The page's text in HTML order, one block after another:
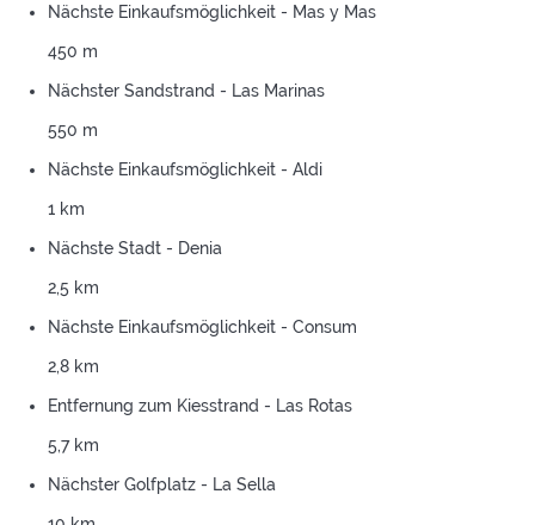
Nächste Einkaufsmöglichkeit - Mas y Mas
450 m
Nächster Sandstrand - Las Marinas
550 m
Nächste Einkaufsmöglichkeit - Aldi
1 km
Nächste Stadt - Denia
2,5 km
Nächste Einkaufsmöglichkeit - Consum
2,8 km
Entfernung zum Kiesstrand - Las Rotas
5,7 km
Nächster Golfplatz - La Sella